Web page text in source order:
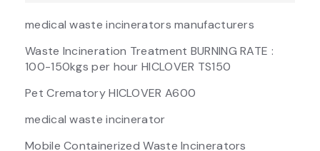
medical waste incinerators manufacturers
Waste Incineration Treatment BURNING RATE :
100-150kgs per hour HICLOVER TS150
Pet Crematory HICLOVER A600
medical waste incinerator
Mobile Containerized Waste Incinerators